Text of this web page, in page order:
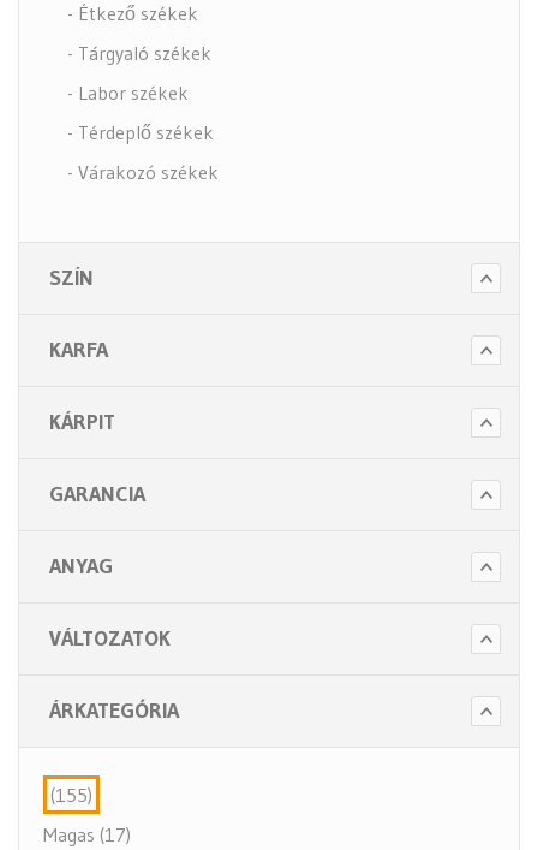
- Étkező székek
- Tárgyaló székek
- Labor székek
- Térdeplő székek
- Várakozó székek
- Nagy teherbírású székek
Higiénia (14 alkategória)
SZÍN
KARFA
KÁRPIT
GARANCIA
ANYAG
VÁLTOZATOK
ÁRKATEGÓRIA
(155)
Magas (17)